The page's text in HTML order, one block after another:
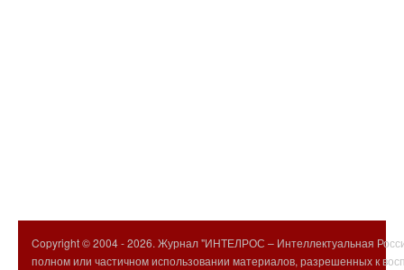
Copyright © 2004 -2026. Журнал "ИНТЕЛРОС – Интеллектуальная
полном или частичном использовании материалов, разрешенных к